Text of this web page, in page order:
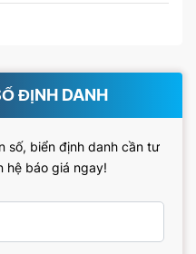
ĐỊNH DANH
số, biển định danh cần tư
hệ báo giá ngay!